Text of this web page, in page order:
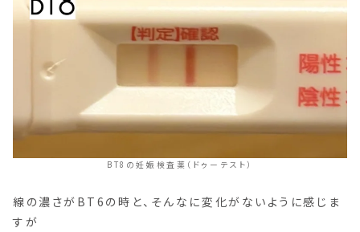
BT8の妊娠検査薬（ドゥーテスト）
線の濃さがBT6の時と、そんなに変化がないように感じま
すが